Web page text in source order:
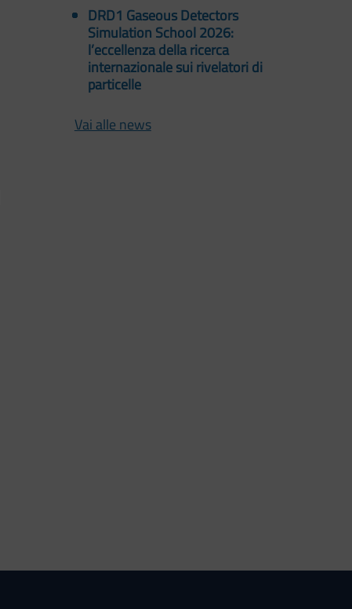
DRD1 Gaseous Detectors
Simulation School 2026:
l’eccellenza della ricerca
internazionale sui rivelatori di
particelle
Vai alle news